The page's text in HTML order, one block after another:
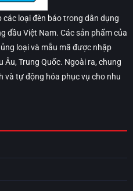
các loại đèn báo trong dân dụng
đầu Việt Nam. Các sản phẩm của
loại và mẫu mã được nhập
Âu, Trung Quốc. Ngoài ra, chung
và tự động hóa phục vụ cho nhu